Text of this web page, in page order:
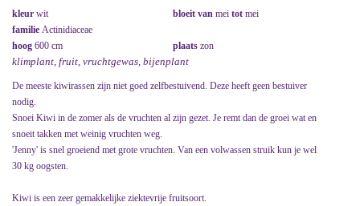
kleur wit bloeit van mei tot mei
familie Actinidiaceae
hoog 600 cm plaats zon
klimplant, fruit, vruchtgewas, bijenplant
De meeste kiwirassen zijn niet goed zelfbestuivend. Deze heeft geen bestuiver
nodig.
Snoei Kiwi in de zomer als de vruchten al zijn gezet. Je remt dan de groei wat en
snoeit takken met weinig vruchten weg.
'Jenny' is snel groeiend met grote vruchten. Van een volwassen struik kun je wel
30 kg oogsten.
Kiwi is een zeer gemakkelijke ziektevrije fruitsoort.